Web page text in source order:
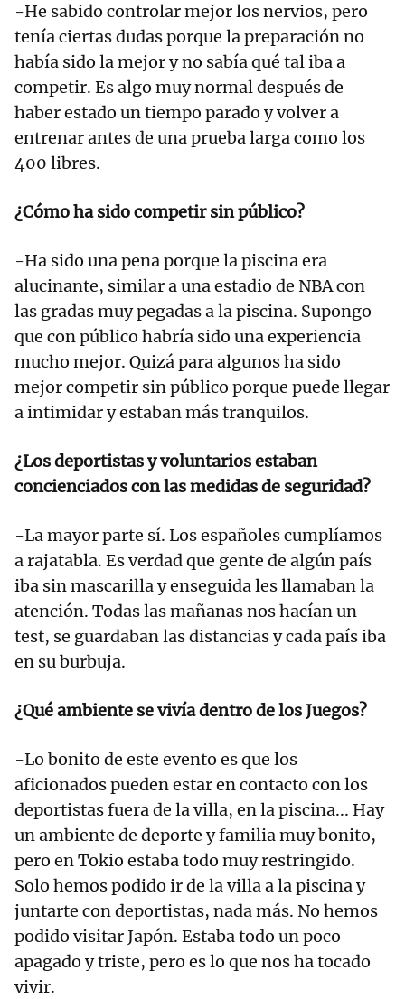
-He sabido controlar mejor los nervios, pero
tenía ciertas dudas porque la preparación no
había sido la mejor y no sabía qué tal iba a
competir. Es algo muy normal después de
haber estado un tiempo parado y volver a
entrenar antes de una prueba larga como los
400 libres.
¿Cómo ha sido competir sin público?
-Ha sido una pena porque la piscina era
alucinante, similar a una estadio de NBA con
las gradas muy pegadas a la piscina. Supongo
que con público habría sido una experiencia
mucho mejor. Quizá para algunos ha sido
mejor competir sin público porque puede llegar
a intimidar y estaban más tranquilos.
¿Los deportistas y voluntarios estaban
concienciados con las medidas de seguridad?
-La mayor parte sí. Los españoles cumplíamos
a rajatabla. Es verdad que gente de algún país
iba sin mascarilla y enseguida les llamaban la
atención. Todas las mañanas nos hacían un
test, se guardaban las distancias y cada país iba
en su burbuja.
¿Qué ambiente se vivía dentro de los Juegos?
-Lo bonito de este evento es que los
aficionados pueden estar en contacto con los
deportistas fuera de la villa, en la piscina... Hay
un ambiente de deporte y familia muy bonito,
pero en Tokio estaba todo muy restringido.
Solo hemos podido ir de la villa a la piscina y
juntarte con deportistas, nada más. No hemos
podido visitar Japón. Estaba todo un poco
apagado y triste, pero es lo que nos ha tocado
vivir.